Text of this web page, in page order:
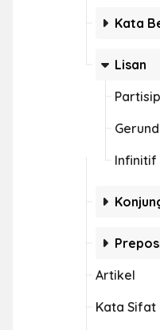
Kata
Lisan
Gerund
Infinitif
Artikel
Kata Sifat